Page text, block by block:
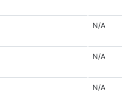
N/A
N/A
N/A